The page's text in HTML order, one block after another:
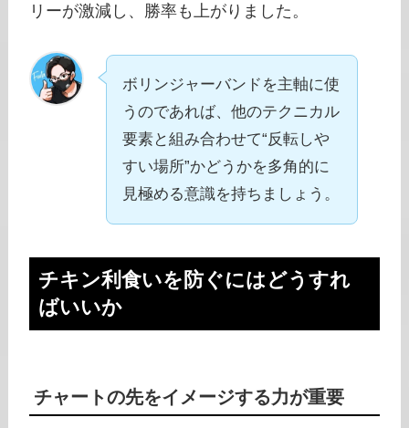
リーが激減し、勝率も上がりました。
ボリンジャーバンドを主軸に使
うのであれば、他のテクニカル
要素と組み合わせて“反転しや
すい場所”かどうかを多角的に
見極める意識を持ちましょう。
チキン利食いを防ぐにはどうすれ
ばいいか
チャートの先をイメージする力が重要